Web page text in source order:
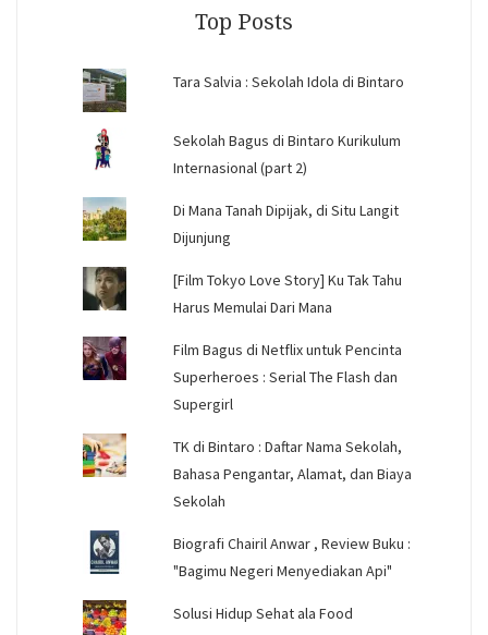
Top Posts
Tara Salvia : Sekolah Idola di Bintaro
Sekolah Bagus di Bintaro Kurikulum
Internasional (part 2)
Di Mana Tanah Dipijak, di Situ Langit
Dijunjung
[Film Tokyo Love Story] Ku Tak Tahu
Harus Memulai Dari Mana
Film Bagus di Netflix untuk Pencinta
Superheroes : Serial The Flash dan
Supergirl
TK di Bintaro : Daftar Nama Sekolah,
Bahasa Pengantar, Alamat, dan Biaya
Sekolah
Biografi Chairil Anwar , Review Buku :
"Bagimu Negeri Menyediakan Api"
Solusi Hidup Sehat ala Food